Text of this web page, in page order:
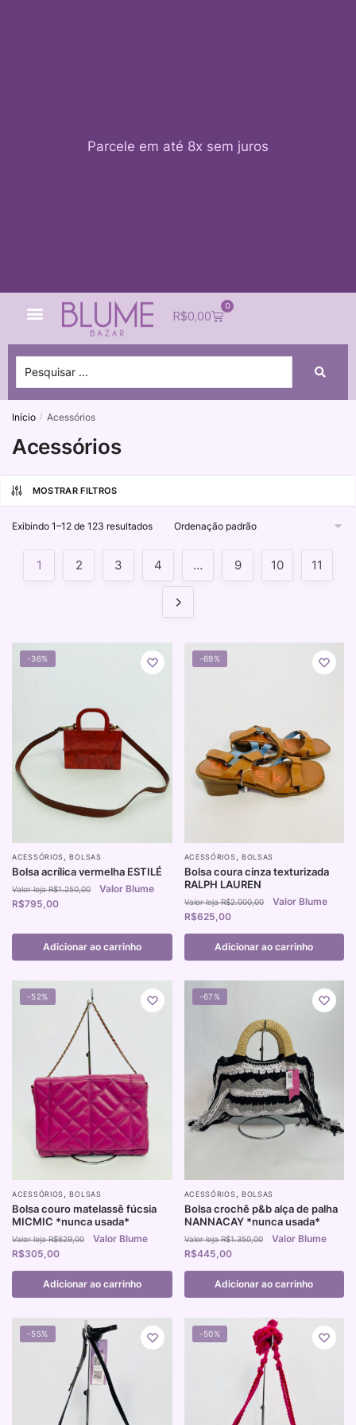
Parcele em até 8x sem juros
R$0,00
0
Início / Acessórios
Acessórios
MOSTRAR FILTROS
Exibindo 1–12 de 123 resultados
1 2 3 4 … 9 10 11
-36%
ACESSÓRIOS ,BOLSAS
Bolsa acrílica vermelha ESTILÉ
R$1.250,00
R$795,00
Adicionar ao carrinho
-69%
ACESSÓRIOS BOLSAS
Bolsa coura cinza texturizada
RALPH LAUREN
R$2.000,00
R$625,00
Adicionar ao carrinho
-52%
ACESSÓRIOS,BOLSAS
Bolsa couro matelassê fúcsia
MICMIC *nunca usada*
R$629,00
R$305,00
Adicionar ao carrinho
-67%
ACESSÓRIOS, BOLSAS
Bolsa crochê p&b alça de palha
NANNACAY *nunca usada*
R$1.350,00
R$445,00
Adicionar ao carrinho
-55% -50%